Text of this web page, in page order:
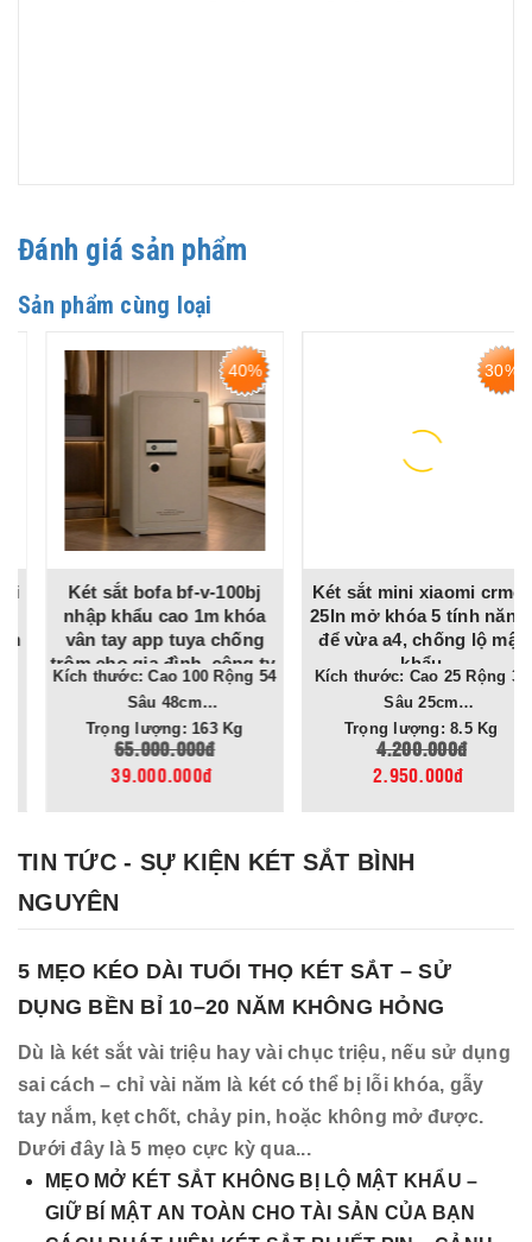
Đánh giá sản phẩm
Sản phẩm cùng loại
40%
Két sắt bofa bf-v-100bj
nhập khẩu cao 1m khóa
vân tay app tuya chống
trộm cho gia đình, công ty,
tiệm vàng
Kích thước: Cao 100 Rộng 54
Sâu 48cm
Trọng lượng: 163 Kg
65.000.000đ
39.000.000đ
30%
Két sắt mini xiaomi crmcr
25ln mở khóa 5 tính năng,
để vừa a4, chống lộ mật
khẩu
Kích thước: Cao 25 Rộng 35
Sâu 25cm
Trọng lượng: 8.5 Kg
4.200.000đ
2.950.000đ
TIN TỨC - SỰ KIỆN KÉT SẮT BÌNH
NGUYÊN
5 MẸO KÉO DÀI TUỔI THỌ KÉT SẮT – SỬ
DỤNG BỀN BỈ 10–20 NĂM KHÔNG HỎNG
Dù là két sắt vài triệu hay vài chục triệu, nếu sử dụng
sai cách – chỉ vài năm là két có thể bị lỗi khóa, gẫy
tay nắm, kẹt chốt, chảy pin, hoặc không mở được.
Dưới đây là 5 mẹo cực kỳ qua...
MẸO MỞ KÉT SẮT KHÔNG BỊ LỘ MẬT KHẨU –
GIỮ BÍ MẬT AN TOÀN CHO TÀI SẢN CỦA BẠN